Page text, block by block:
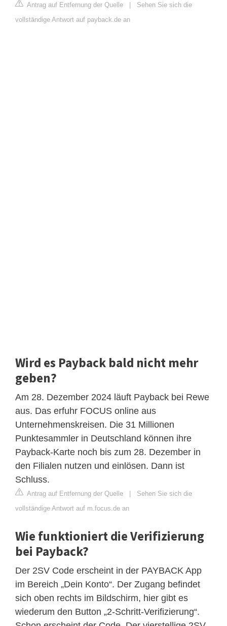
Antrag auf Entfernung der Quelle | Sehen Sie sich die
vollständige Antwort auf payback.de an
Wird es Payback bald nicht mehr
geben?
Am 28. Dezember 2024 läuft Payback bei Rewe
aus. Das erfuhr FOCUS online aus
Unternehmenskreisen. Die 31 Millionen
Punktesammler in Deutschland können ihre
Payback-Karte noch bis zum 28. Dezember in
den Filialen nutzen und einlösen. Dann ist
Schluss.
Antrag auf Entfernung der Quelle | Sehen Sie sich die
vollständige Antwort auf m.focus.de an
Wie funktioniert die Verifizierung
bei Payback?
Der 2SV Code erscheint in der PAYBACK App
im Bereich „Dein Konto“. Der Zugang befindet
sich oben rechts im Bildschirm, hier gibt es
wiederum den Button „2-Schritt-Verifizierung“.